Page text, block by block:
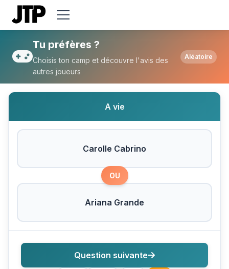
Tu préfères Carolle Cabrino ou Ariana
Tu préfères ?
Choisis ton camp et découvre l'avis des
autres joueurs
Aléatoire
A vie
Carolle Cabrino
OU
Ariana Grande
Question suivante